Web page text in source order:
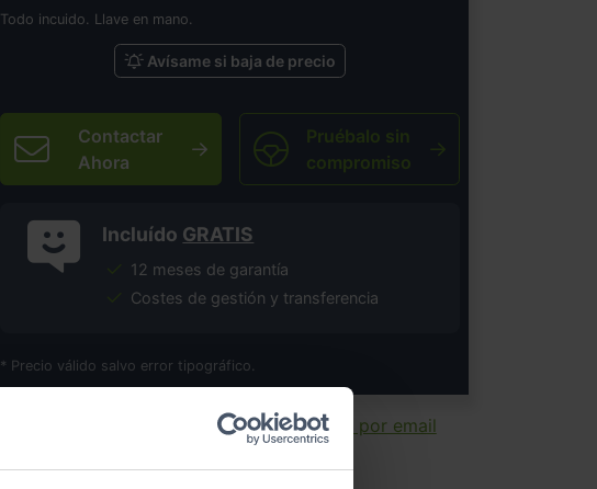
Todo incuido. Llave en mano.
Avísame si baja de precio
Contactar
Ahora
Pruébalo sin
compromiso
Incluído GRATIS
12 meses de garantía
Costes de gestión y transferencia
* Precio válido salvo error tipográfico.
Enviar por email